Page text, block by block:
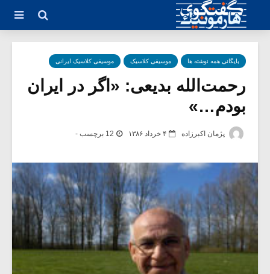
بایگانی همه نوشته ها موسیقی کلاسیک موسیقی کلاسیک ایرانی
رحمت‌الله بدیعی: «اگر در ایران
بودم…»
پژمان اکبرزاده ۴ خرداد ۱۳۸۶ 12 برچسب -